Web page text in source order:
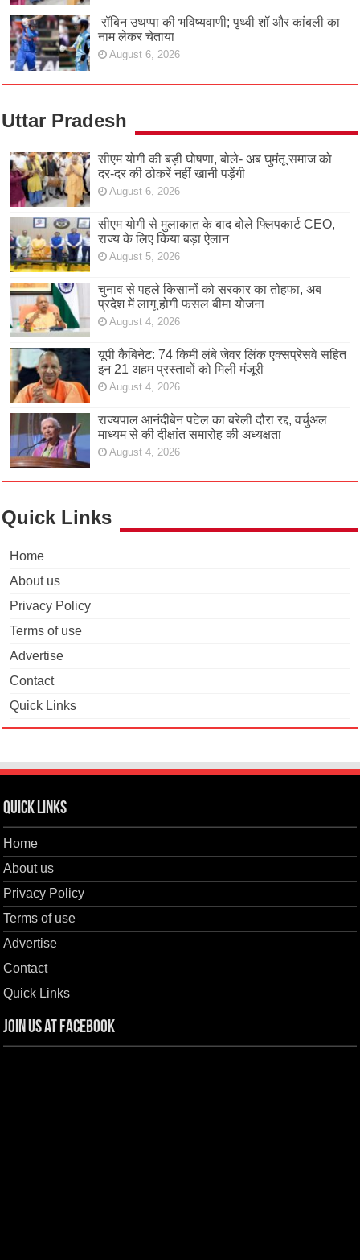
रॉबिन उथप्पा की भविष्यवाणी; पृथ्वी शॉ और कांबली का
नाम लेकर चेताया
August 6, 2026
Uttar Pradesh
सीएम योगी की बड़ी घोषणा, बोले- अब घुमंतू समाज को
दर-दर की ठोकरें नहीं खानी पड़ेंगी
August 6, 2026
सीएम योगी से मुलाकात के बाद बोले फ्लिपकार्ट CEO,
राज्य के लिए किया बड़ा ऐलान
August 5, 2026
चुनाव से पहले किसानों को सरकार का तोहफा, अब
प्रदेश में लागू होगी फसल बीमा योजना
August 4, 2026
यूपी कैबिनेट: 74 किमी लंबे जेवर लिंक एक्सप्रेसवे सहित
इन 21 अहम प्रस्तावों को मिली मंजूरी
August 4, 2026
राज्यपाल आनंदीबेन पटेल का बरेली दौरा रद्द, वर्चुअल
माध्यम से की दीक्षांत समारोह की अध्यक्षता
August 4, 2026
Quick Links
Home
About us
Privacy Policy
Terms of use
Advertise
Contact
Quick Links
Quick Links
Home
About us
Privacy Policy
Terms of use
Advertise
Contact
Quick Links
Join us at Facebook